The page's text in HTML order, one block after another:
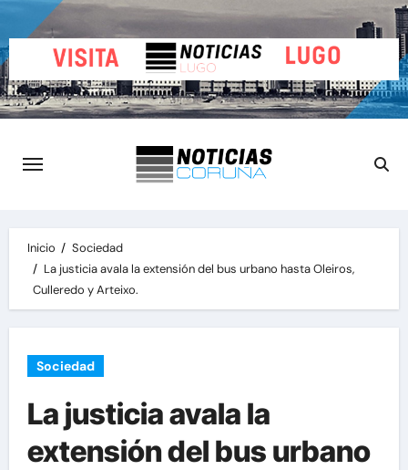
al
contenido
Inicio
Sociedad
La justicia avala la extensión del bus urbano hasta Oleiros,
Culleredo y Arteixo.
Sociedad
La justicia avala la
extensión del bus urbano